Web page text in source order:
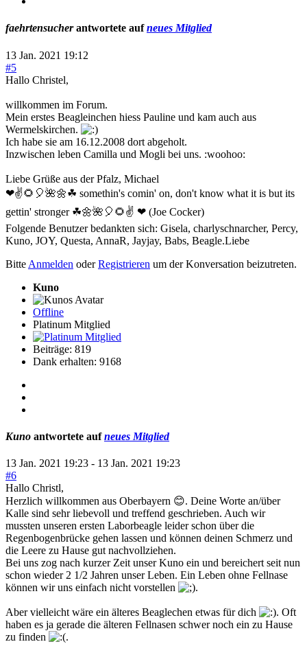
faehrtensucherantwortete aufneues Mitglied
13 Jan. 2021 19:12
#5
Hallo Christel,
willkommen im Forum.
Mein erstes Beagleinchen hiess Pauline und kam auch aus
Wermelskirchen.
Ich habe sie am 16.12.2008 dort abgeholt.
Inzwischen leben Camilla und Mogli bei uns. :woohoo:
Liebe Grüße aus der Pfalz, Michael
❤✌🌻🎈🌺🌼☘ somethin's comin' on, don't know what it is but its
gettin' stronger ☘🌼🌺🎈🌻✌ ❤ (Joe Cocker)
Folgende Benutzer bedankten sich: Gisela, charlyschnarcher, Percy,
Kuno, JOY, Questa, AnnaR, Jayjay, Babs, Beagle.Liebe
Bitte Anmelden oderRegistrieren um der Konversation beizutreten.
Kuno
Offline
Platinum Mitglied
Beiträge: 819
Dank erhalten: 9168
Kuno antwortete aufneues Mitglied
13 Jan. 2021 19:23 - 13 Jan. 2021 19:23
#6
Hallo Christl,
Herzlich willkommen aus Oberbayern 😊. Deine Worte an/über
Kalle sind sehr liebevoll und treffend geschrieben. Auch wir
mussten unseren ersten Laborbeagle leider schon über die
Regenbogenbrücke gehen lassen und können deinen Schmerz und
die Leere zu Hause gut nachvollziehen.
Bei uns zog nach kurzer Zeit unser Kuno ein und bereichert seit nun
schon wieder 2 1/2 Jahren unser Leben. Ein Leben ohne Fellnase
können wir uns einfach nicht vorstellen
.
Aber vielleicht wäre ein älteres Beaglechen etwas für dich
. Oft
haben es ja gerade die älteren Fellnasen schwer noch ein zu Hause
zu finden
.